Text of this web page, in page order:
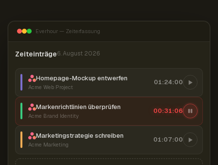
Everhour — Zeiterfassung
Zeiteinträge6. August 2026
Homepage-Mockup entwerfen
Acme Web Project
01:24:00
Markenrichtlinien überprüfen
Acme Brand Identity
00:31:07
Marketingstrategie schreiben
Acme Marketing
01:07:00